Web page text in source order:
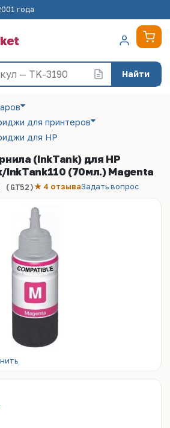
года
Найти
для принтеров
для HP
(InkTank) для HP
InkTank110 (70мл.) Magenta
(GT52)★ 4 отзываЗадать вопрос